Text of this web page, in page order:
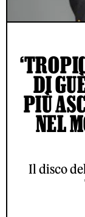
DI
PIÙ
NEL
Il disco